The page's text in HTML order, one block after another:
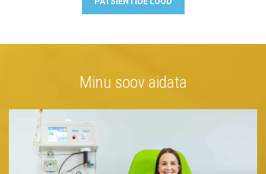
Minu soov aidata